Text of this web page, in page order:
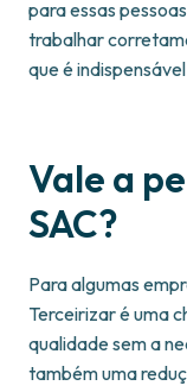
para essas
trabalhar
que é
Vale a
SAC?
Para algumas
Terceirizar é uma
qualidade sem a
também uma